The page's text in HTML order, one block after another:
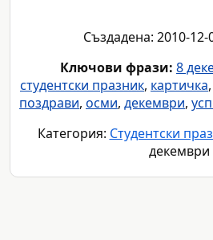
Създадена: 2010-12-
Ключови фрази: 8
студентски празник, картичка,
поздрави, осми, декември,
Категория: Студентски
декември